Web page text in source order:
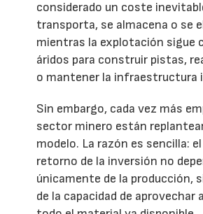
considerado un coste
transporta, se almacena o se
mientras la explotación sigue
áridos para construir pistas,
o mantener la infraestructura
Sin embargo, cada vez más
sector minero están
modelo. La razón es sencilla:
retorno de la inversión no
únicamente de la producción,
de la capacidad de aprovechar